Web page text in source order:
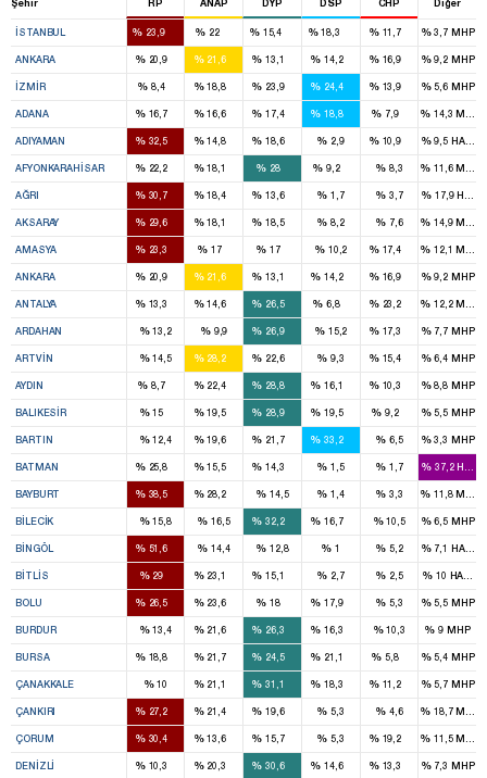
Şehir RP ANAP DYP DSP CHP Diğer
İSTANBUL % 23,9
16
%22
15
%15,4
11
%18,3
12
%11,7
7
%3,7 MHP
ANKARA %20,9 %21,6 % 13,1 %14,2 %16,9 %9,2 MHP
İZMIR % 8,4 %18,8 % 23,9 %24,4 %13,9 %5,6 MHP
ADANA %16,7 %16,6 % 17,4 %18,8 % 7,9 %14,3MHP
ADIYAMAN %32,5 %14,8 % 18,6 % 2,9 %10,9 %9,5 HADEP
AFYONKARAHISAR %22,2 %18,1 % 28 % 9,2 % 8,3 %11,6MHP
AĞRI %30,7 %18,4 % 13,6 % 1,7 % 3,7 %17,9
AKSARAY %29,6 %18,1 % 18,5 % 8,2 % 7,6 %14,9MHP
AMASYA %23,3 % 17 % 17 %10,2 %17,4 %12,1MHP
ANKARA %20,9 %21,6 % 13,1 %14,2 %16,9 %9,2 MHP
ANTALYA %13,3 %14,6 % 26,5 % 6,8 %23,2 %12,2MHP
ARDAHAN %13,2 %9,9 % 26,9 %15,2 %17,3 %7,7 MHP
ARTVIN %14,5 %28,2 % 22,6 % 9,3 %15,4 %6,4 MHP
AYDIN % 8,7 %22,4 % 28,8 %16,1 %10,3 %8,8 MHP
BALIKESIR %15 %19,5 % 28,9 %19,5 % 9,2 %5,5 MHP
BARTIN %12,4 %19,6 % 21,7 %33,2 % 6,5 %3,3 MHP
BATMAN %25,8 %15,5 % 14,3 % 1,5 % 1,7 %37,2
BAYBURT %38,5 %28,2 % 14,5 % 1,4 % 3,3 %11,8MHP
BILECIK %15,8 % 16,5 % 32,2 %16,7 %10,5 %6,5 MHP
BINGÖL %51,6 % 14,4 % 12,8 % 1 % 5,2 %7,1 HADEP
BITLIS %29 %23,1 % 15,1 % 2,7 % 2,5 %10 HADEP
BOLU %26,5 %23,6 % 18 %17,9 % 5,3 %5,5 MHP
BURDUR %13,4 %21,6 % 26,3 %16,3 %10,3 % 9MHP
BURSA %18,8 %21,7 % 24,5 %21,1 % 5,8 %5,4 MHP
ÇANAKKALE %10 %21,1 % 31,1 %18,3 %11,2 %5,7 MHP
ÇANKIRI %27,2 %21,4 % 19,6 % 5,3 % 4,6 %18,7MHP
ÇORUM %30,4 %13,6 % 15,7 % 5,3 %19,2 %11,5MHP
DENIZLI %10,3 %20,3 % 30,6 %14,6 %13,3 %7,3 MHP